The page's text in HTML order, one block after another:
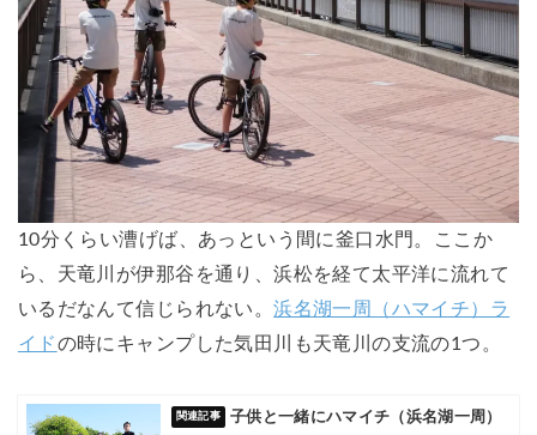
10分くらい漕げば、あっという間に釜口水門。ここか
ら、天竜川が伊那谷を通り、浜松を経て太平洋に流れて
いるだなんて信じられない。浜名湖一周（ハマイチ）ラ
イドの時にキャンプした気田川も天竜川の支流の1つ。
子供と一緒にハマイチ（浜名湖一周）